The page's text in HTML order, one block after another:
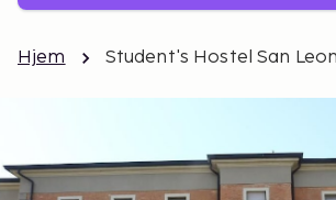
Hjem Student's Hostel San